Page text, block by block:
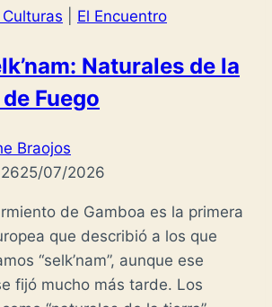
El Encuentro
Naturales de la
Fuego
Braojos
25/07/2026
de Gamboa es la primera
que describió a los que
“selk’nam”, aunque ese
fijó mucho más tarde. Los